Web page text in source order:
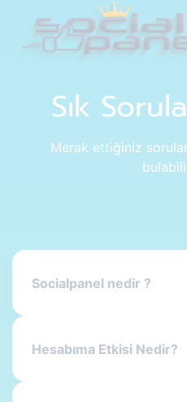
Sık
Merak ettiğiniz
Socialpanel nedir ?
Hesabıma Etkisi Nedir?